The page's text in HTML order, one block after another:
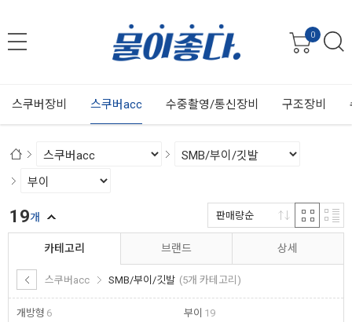
0
스쿠버장비 스쿠버acc 수중촬영/통신장비 구조장비
카테고리
스쿠버acc SMB/부이/깃발 (5개 카테고리)
개방형 6
부이 19
브랜드 상세
19개 판매량순